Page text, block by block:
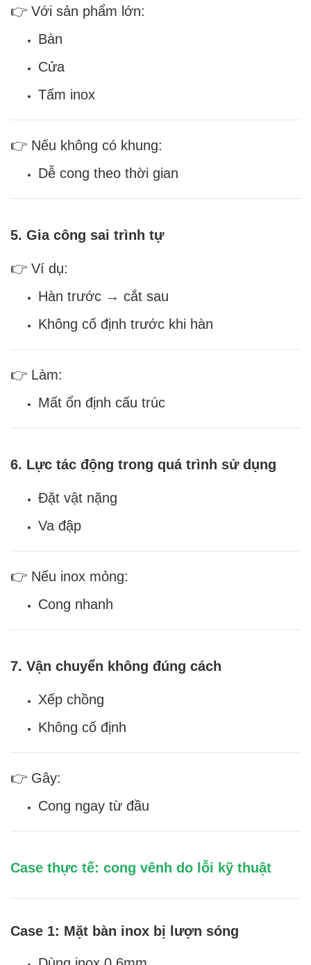
👉 Với sản phẩm lớn:
Bàn
Cửa
Tấm inox
👉 Nếu không có khung:
Dễ cong theo thời gian
5. Gia công sai trình tự
👉 Ví dụ:
Hàn trước → cắt sau
Không cố định trước khi hàn
👉 Làm:
Mất ổn định cấu trúc
6. Lực tác động trong quá trình sử dụng
Đặt vật nặng
Va đập
👉 Nếu inox mỏng:
Cong nhanh
7. Vận chuyển không đúng cách
Xếp chồng
Không cố định
👉 Gây:
Cong ngay từ đầu
Case thực tế: cong vênh do lỗi kỹ thuật
Case 1: Mặt bàn inox bị lượn sóng